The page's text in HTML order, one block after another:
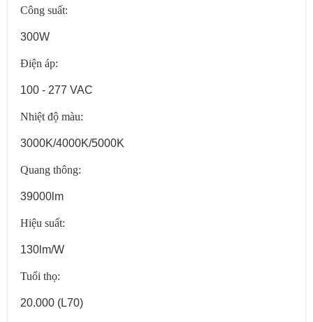
Công suất:
300W
Điện áp:
100 - 277 VAC
Nhiệt độ màu:
3000K/4000K/5000K
Quang thông:
39000lm
Hiệu suất:
130lm/W
Tuổi thọ:
20.000 (L70)